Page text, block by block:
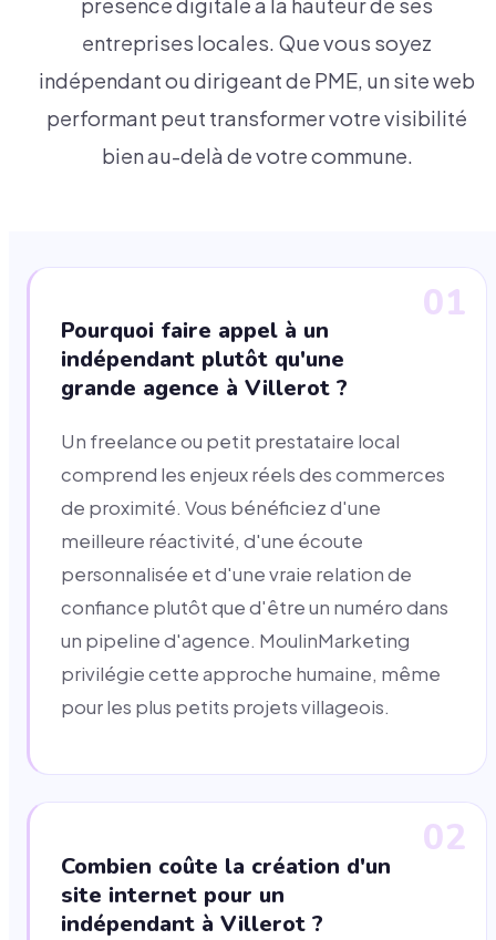
présence digitale à la hauteur de ses
entreprises locales. Que vous soyez
indépendant ou dirigeant de PME, un site web
performant peut transformer votre visibilité
bien au-delà de votre commune.
01
Pourquoi faire appel à un
indépendant plutôt qu'une
grande agence à Villerot ?
Un freelance ou petit prestataire local
comprend les enjeux réels des commerces
de proximité. Vous bénéficiez d'une
meilleure réactivité, d'une écoute
personnalisée et d'une vraie relation de
confiance plutôt que d'être un numéro dans
un pipeline d'agence. MoulinMarketing
privilégie cette approche humaine, même
pour les plus petits projets villageois.
02
Combien coûte la création d'un
site internet pour un
indépendant à Villerot ?